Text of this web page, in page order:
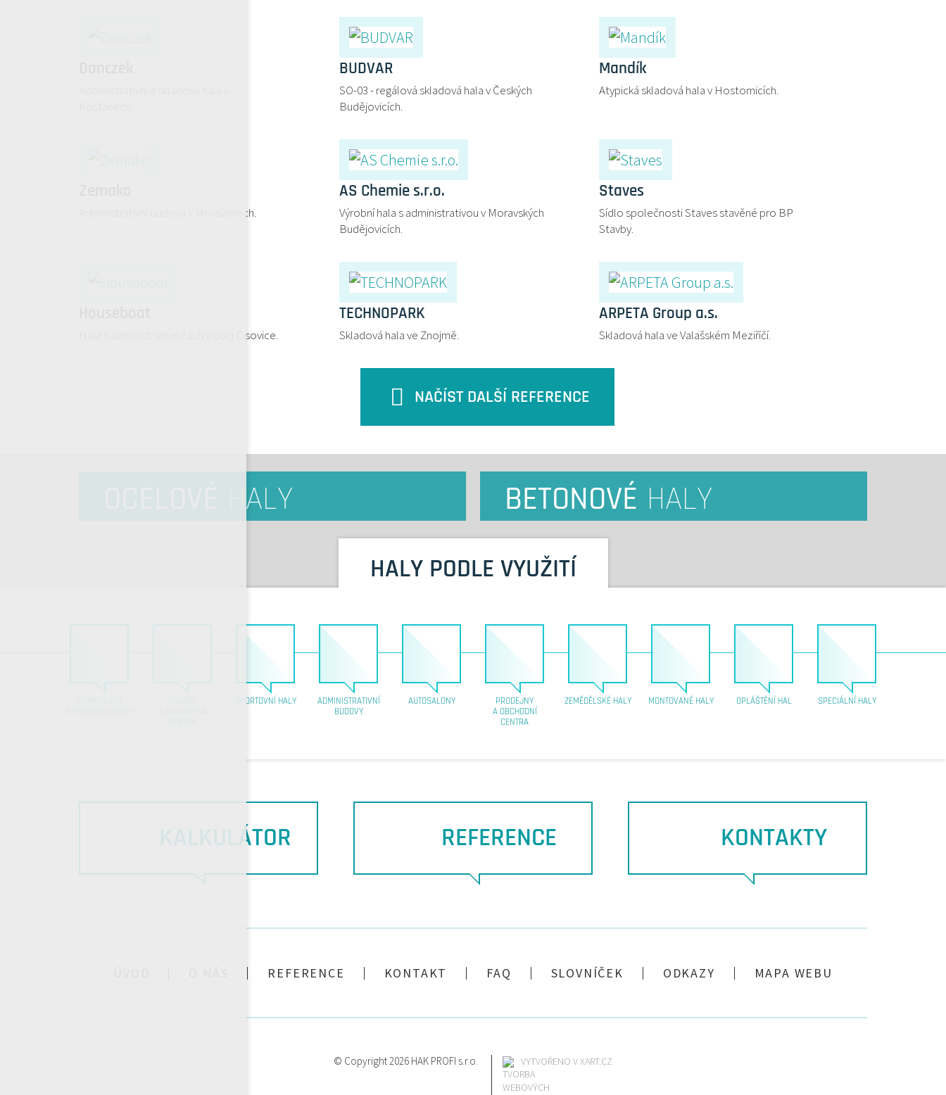
BUDVAR
SO-03 - regálová skladová hala v Českých
Budějovicích.
Mandík
Atypická skladová hala v Hostomicích.
Administrativní budova v Moravanech.
AS Chemie s.r.o.
Výrobní hala s administrativou v Moravských
Budějovicích.
Staves
Sídlo společnosti Staves stavěné pro BP
Stavby.
Hala s administrativní částí v obci Čisovice.
TECHNOPARK
Skladová hala ve Znojmě.
ARPETA Group a.s.
Skladová hala ve Valašském Meziříčí.
NAČÍST DALŠÍ REFERENCE
HALY BETONOVÉ HALY
HALY PODLE VYUŽITÍ
SPORTOVNÍ HALY
ADMINISTRATIVNÍ
BUDOVY
AUTOSALONY
PRODEJNY
A OBCHODNÍ
CENTRA
ZEMĚDĚLSKÉ HALY MONTOVANÉ HALY OPLÁŠTĚNÍ HAL SPECIÁLNÍ HALY
KALKULÁTOR REFERENCE KONTAKTY
REFERENCE KONTAKT FAQ SLOVNÍČEK ODKAZY MAPA WEBU
© Copyright 2026 HAK PROFI s.r.o. VYTVOŘENO V XART.CZ